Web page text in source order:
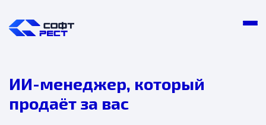
ИИ-менеджер, который
продаёт за вас